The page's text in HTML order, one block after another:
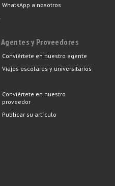
WhatsApp a nosotros
Agentes y Proveedores
Conviértete en nuestro agente
Viajes escolares y universitarios
Conviértete en nuestro
proveedor
Publicar su artículo